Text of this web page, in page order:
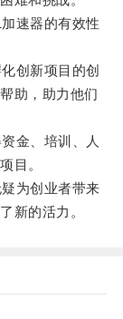
速器的有效性
创新项目的创
助，助力他们
金、培训、人
目。
为创业者带来
新的活力。